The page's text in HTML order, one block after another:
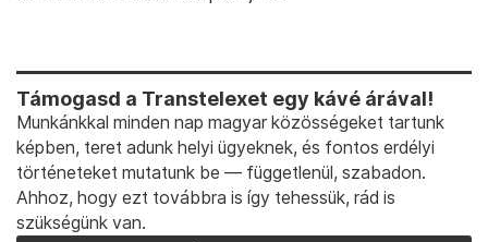
Támogasd a Transtelexet egy kávé árával!
Munkánkkal minden nap magyar közösségeket tartunk
képben, teret adunk helyi ügyeknek, és fontos erdélyi
történeteket mutatunk be — függetlenül, szabadon.
Ahhoz, hogy ezt továbbra is így tehessük, rád is
szükségünk van.